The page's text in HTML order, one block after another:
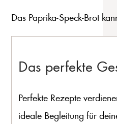
Das Paprika-Speck-Brot
Das perfekte
Perfekte Rezepte
ideale Begleitung für